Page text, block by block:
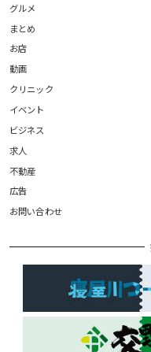
グルメ
まとめ
お店
動画
クリニック
イベント
ビジネス
求人
不動産
広告
お問い合わせ